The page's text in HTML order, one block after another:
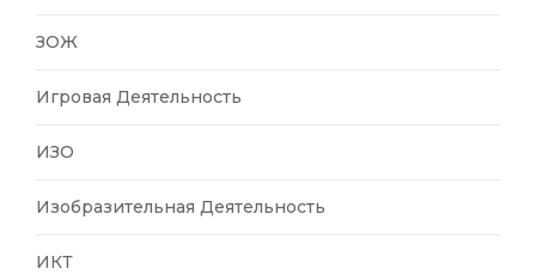
ЗОЖ
Игровая Деятельность
ИЗО
Изобразительная Деятельность
ИКТ